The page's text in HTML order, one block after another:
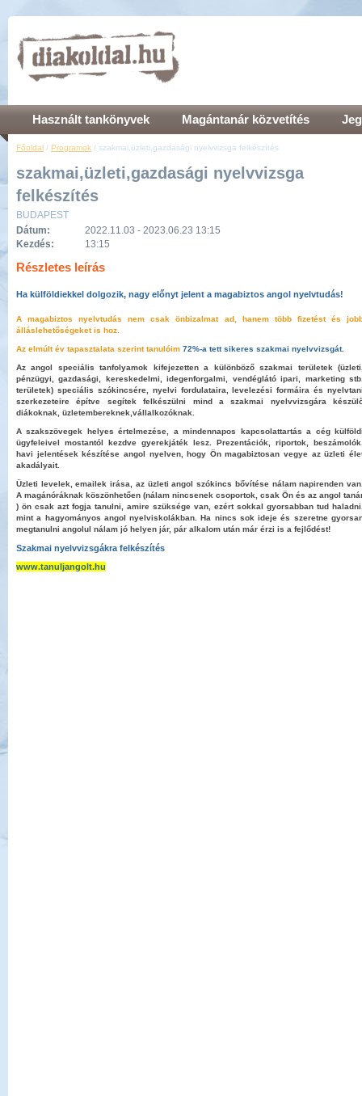
Használt tankönyvek Magántanár közvetítés
Főoldal / Programok / szakmai,üzleti,gazdasági nyelvvizsga felkészítés
szakmai,üzleti,gazdasági nyelvvizsga
felkészítés
BUDAPEST
Dátum:
2022.11.03 - 2023.06.23 13:15
Kezdés:
13:15
Részletes leírás
Ha külföldiekkel dolgozik, nagy előnyt jelent a magabiztos angol nyelvtudás!
A magabiztos nyelvtudás nem csak önbizalmat ad, hanem több fizetést és
álláslehetőségeket is hoz.
Az elmúlt év tapasztalata szerint tanulóim 72%-a tett sikeres szakmai nyelvvizsgát.
Az angol speciális tanfolyamok kifejezetten a különböző szakmai területek
pénzügyi, gazdasági, kereskedelmi, idegenforgalmi, vendéglátó ipari, marketing
területek) speciális szókincsére, nyelvi fordulataira, levelezési formáira és
szerkezeteire építve segítek felkészülni mind a szakmai nyelvvizsgára
diákoknak, üzletembereknek,vállalkozóknak.
A szakszövegek helyes értelmezése, a mindennapos kapcsolattartás a cég
ügyfeleivel mostantól kezdve gyerekjáték lesz. Prezentációk, riportok,
havi jelentések készítése angol nyelven, hogy Ön magabiztosan vegye az üzleti
akadályait.
Üzleti levelek, emailek irása, az üzleti angol szókincs bővítése nálam napirenden
A magánóráknak köszönhetően (nálam nincsenek csoportok, csak Ön és az angol
) ön csak azt fogja tanulni, amire szüksége van, ezért sokkal gyorsabban tud
mint a hagyományos angol nyelviskolákban. Ha nincs sok ideje és szeretne
megtanulni angolul nálam jó helyen jár, pár alkalom után már érzi is a fejlődést!
Szakmai nyelvvizsgákra felkészítés
www.tanuljangolt.hu